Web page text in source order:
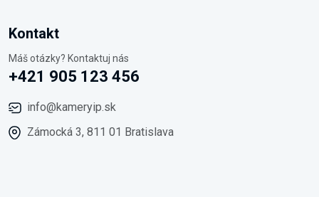
Kontakt
Máš otázky? Kontaktuj nás
+421 905 123 456
info@kameryip.sk
Zámocká 3, 811 01 Bratislava